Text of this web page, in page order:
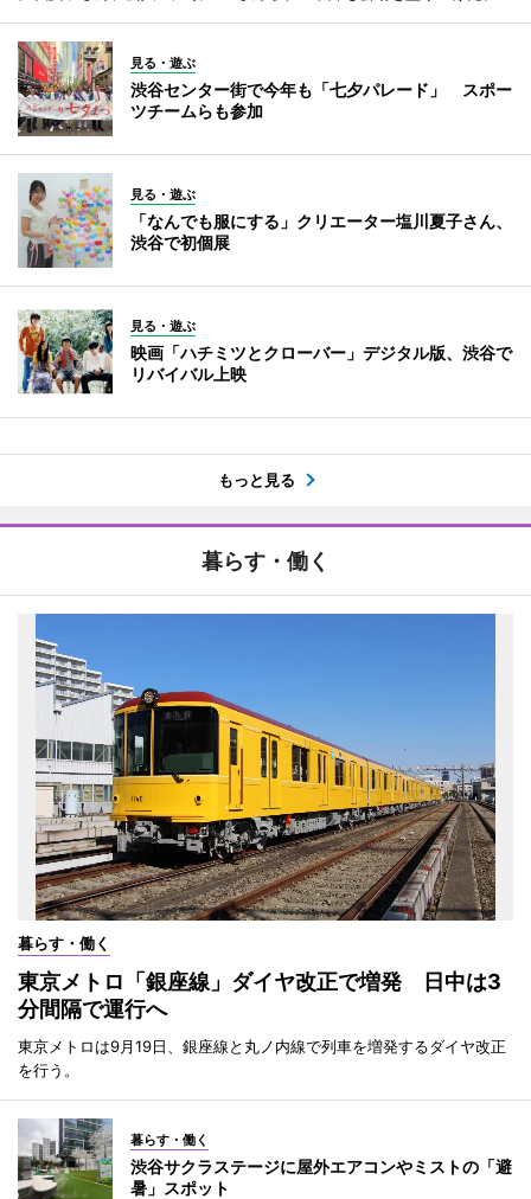
見る・遊ぶ
渋谷センター街で今年も「七夕パレード」 スポー
ツチームらも参加
見る・遊ぶ
「なんでも服にする」クリエーター塩川夏子さん、
渋谷で初個展
見る・遊ぶ
映画「ハチミツとクローバー」デジタル版、渋谷で
リバイバル上映
もっと見る
暮らす・働く
暮らす・働く
東京メトロ「銀座線」ダイヤ改正で増発 日中は3
分間隔で運行へ
東京メトロは9月19日、銀座線と丸ノ内線で列車を増発するダイヤ改正
を行う。
暮らす・働く
渋谷サクラステージに屋外エアコンやミストの「避
暑」スポット